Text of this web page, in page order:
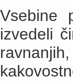
Vsebine
izvedeli